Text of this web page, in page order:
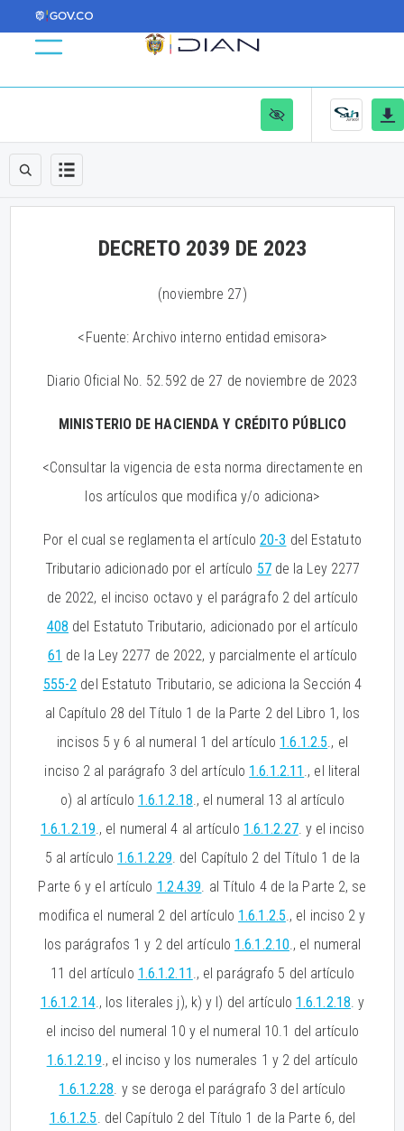
DECRETO 2039 DE 2023
(noviembre 27)
<Fuente: Archivo interno entidad emisora>
Diario Oficial No. 52.592 de 27 de noviembre de 2023
MINISTERIO DE HACIENDA Y CRÉDITO PÚBLICO
<Consultar la vigencia de esta norma directamente en
los artículos que modifica y/o adiciona>
Por el cual se reglamenta el artículo20-3 del Estatuto
Tributario adicionado por el artículo 57de la Ley 2277
de 2022, el inciso octavo y el parágrafo 2 del artículo
408 del Estatuto Tributario, adicionado por el artículo
61 de la Ley 2277 de 2022, y parcialmente el artículo
555-2 del Estatuto Tributario, se adiciona la Sección 4
al Capítulo 28 del Título 1 de la Parte 2 del Libro 1, los
incisos 5 y 6 al numeral 1 del artículo 1.6.1.2.5., el
inciso 2 al parágrafo 3 del artículo 1.6.1.2.11., el literal
o) al artículo 1.6.1.2.18., el numeral 13 al artículo
1.6.1.2.19., el numeral 4 al artículo 1.6.1.2.27. y el inciso
5 al artículo 1.6.1.2.29. del Capítulo 2 del Título 1 de la
Parte 6 y el artículo 1.2.4.39. al Título 4 de la Parte 2, se
modifica el numeral 2 del artículo 1.6.1.2.5., el inciso 2 y
los parágrafos 1 y 2 del artículo 1.6.1.2.10., el numeral
11 del artículo 1.6.1.2.11., el parágrafo 5 del artículo
1.6.1.2.14., los literales j), k) y I) del artículo 1.6.1.2.18. y
el inciso del numeral 10 y el numeral 10.1 del artículo
1.6.1.2.19., el inciso y los numerales 1 y 2 del artículo
1.6.1.2.28. y se deroga el parágrafo 3 del artículo
1.6.1.2.5. del Capítulo 2 del Título 1 de la Parte 6, del